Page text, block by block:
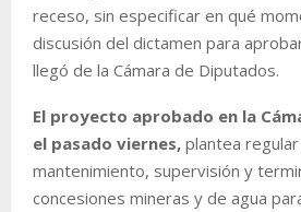
receso, sin especificar en qué
discusión del dictamen para
llegó de la Cámara de Diputados.
El proyecto aprobado en la
el pasado viernes, plantea
mantenimiento, supervisión y
concesiones mineras y de agua